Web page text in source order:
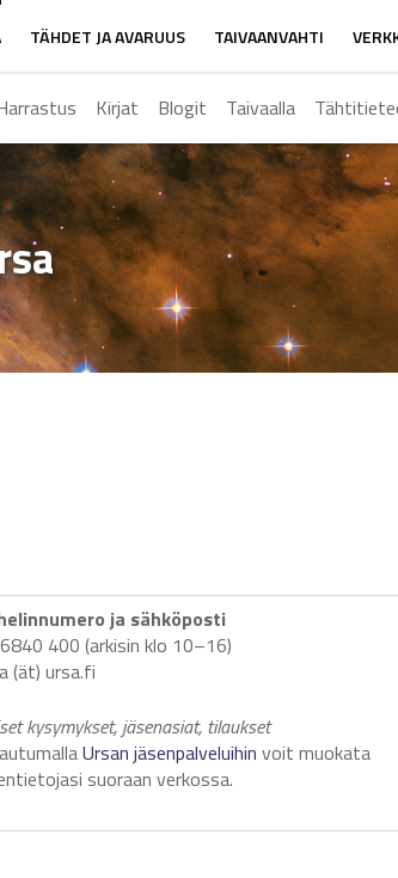
TÄHDET JA AVARUUS TAIVAANVAHTI
Kirjat Blogit Taivaalla
ja sähköposti
400 (arkisin klo 10–16)
(ät) ursa.fi
kysymykset, jäsenasiat, tilaukset
Ursan jäsenpalveluihin voit muokata
suoraan verkossa.